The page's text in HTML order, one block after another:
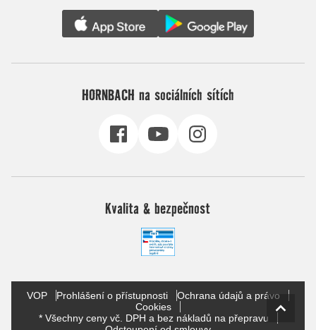
HORNBACH na sociálních sítích
Kvalita & bezpečnost
VOP Prohlášení o přístupnosti
Ochrana údajů a právo
Cookies
* Všechny ceny vč. DPH a bez nákladů na přepravu